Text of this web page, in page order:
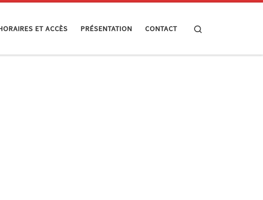
ET ACCÈS PRÉSENTATION CONTACT